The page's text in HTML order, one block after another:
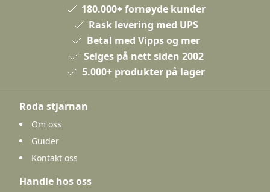
180.000+ fornøyde kunder
Rask levering med UPS
Betal med Vipps og mer
Selges på nett siden 2002
5.000+ produkter på lager
Roda stjarnan
Om oss
Guider
Kontakt oss
Handle hos oss